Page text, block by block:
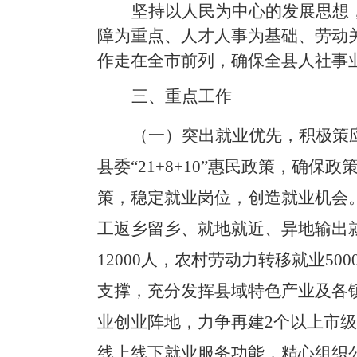
坚持以人民为中心的发展思
障为重点、人才人事为基础、劳
作走在全市前列，确保全县人社事
三、重点工作
（一）突出就业优先，积极
县委“21+8+10”惠民政策，确保政
策，稳定就业岗位，创造就业机
工返乡留乡、就地就近、异地输出
12000人，农村劳动力转移就业
支撑，充分发挥县域特色产业及
业创业阵地，力争再建2个以上市
线上线下就业服务功能，精心组